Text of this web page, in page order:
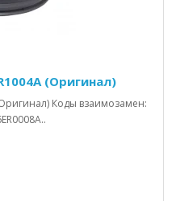
(Оригинал)
Коды взаимозамен: